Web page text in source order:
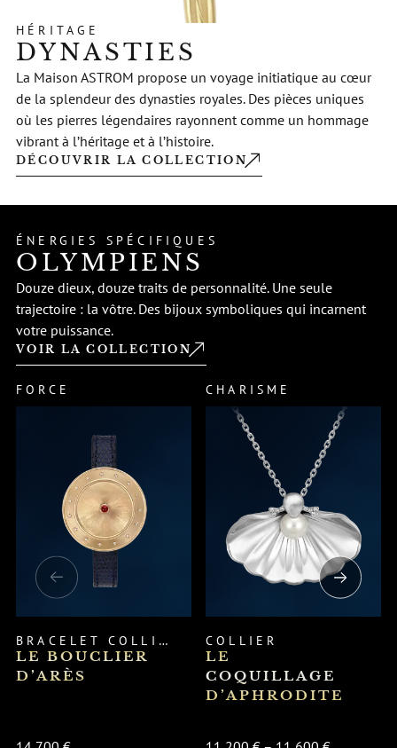
HÉRITAGE
DYNASTIES
La Maison ASTROM propose un voyage initiatique au cœur
de la splendeur des dynasties royales. Des pièces uniques
où les pierres légendaires rayonnent comme un hommage
vibrant à l’héritage et à l’histoire.
DÉCOUVRIR LA COLLECTION
ÉNERGIES SPÉCIFIQUES
OLYMPIENS
Douze dieux, douze traits de personnalité. Une seule
trajectoire : la vôtre. Des bijoux symboliques qui incarnent
votre puissance.
VOIR LA COLLECTION
FORCE
BRACELET COLLIER
LE BOUCLIER
D’ARÈS
CHARISME
COLLIER
LE
COQUILLAGE
D’APHRODITE